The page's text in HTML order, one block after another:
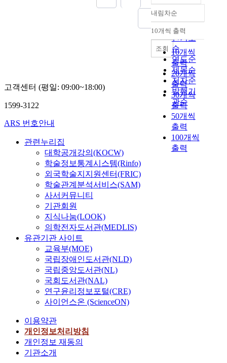
정확도
순
인기도
순
연도순
제목순
저자순
발행기
관순
내림차순
내림차순
10개씩 출력
10개씩
출력
20개씩
출력
30개씩
출력
50개씩
출력
100개씩
출력
조회
고객센터 (평일: 09:00~18:00)
1599-3122
ARS 번호안내
관련누리집
대학공개강의(KOCW)
학술정보통계시스템(Rinfo)
외국학술지지원센터(FRIC)
학술관계분석서비스(SAM)
사서커뮤니티
기관회원
지식나눔(LOOK)
의학전자도서관(MEDLIS)
유관기관 사이트
교육부(MOE)
국립장애인도서관(NLD)
국립중앙도서관(NL)
국회도서관(NAL)
연구윤리정보포털(CRE)
사이언스온 (ScienceON)
이용약관
개인정보처리방침
개인정보 재동의
기관소개